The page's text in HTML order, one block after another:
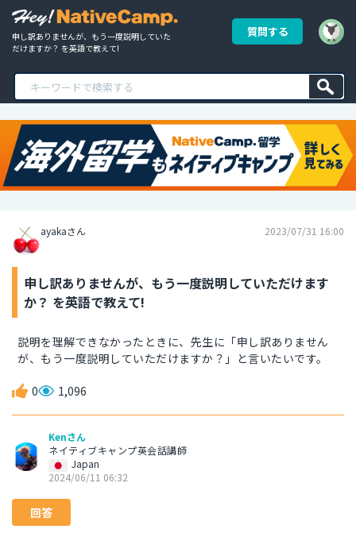
申し訳ありませんが、もう一度説明していた
だけますか？ を英語で教えて!
質問する
ayakaさん 2023/07/31 16:00
申し訳ありませんが、もう一度説明していただけます
か？ を英語で教えて!
説明を理解できなかったときに、先生に「申し訳ありません
が、もう一度説明していただけますか？」と言いたいです。
0 1,096
Kenさん
ネイティブキャンプ英会話講師
Japan
2024/06/11 06:32
回答